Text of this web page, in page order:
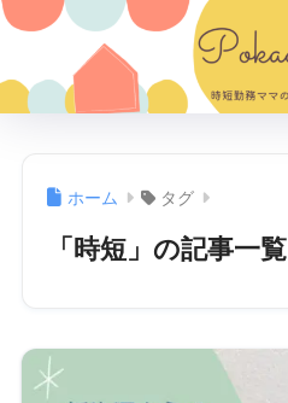
ホーム タグ
「時短」の記事一覧